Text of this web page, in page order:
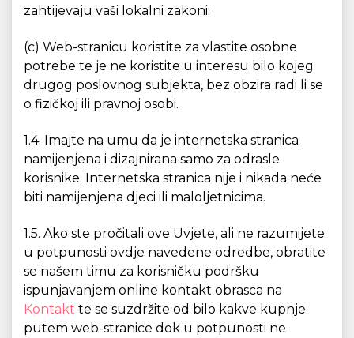
zahtijevaju vaši lokalni zakoni;
(c) Web-stranicu koristite za vlastite osobne
potrebe te je ne koristite u interesu bilo kojeg
drugog poslovnog subjekta, bez obzira radi li se
o fizičkoj ili pravnoj osobi.
1.4. Imajte na umu da je internetska stranica
namijenjena i dizajnirana samo za odrasle
korisnike. Internetska stranica nije i nikada neće
biti namijenjena djeci ili maloljetnicima.
1.5. Ako ste pročitali ove Uvjete, ali ne razumijete
u potpunosti ovdje navedene odredbe, obratite
se našem timu za korisničku podršku
ispunjavanjem online kontakt obrasca na
Kontakt te se suzdržite od bilo kakve kupnje
putem web-stranice dok u potpunosti ne